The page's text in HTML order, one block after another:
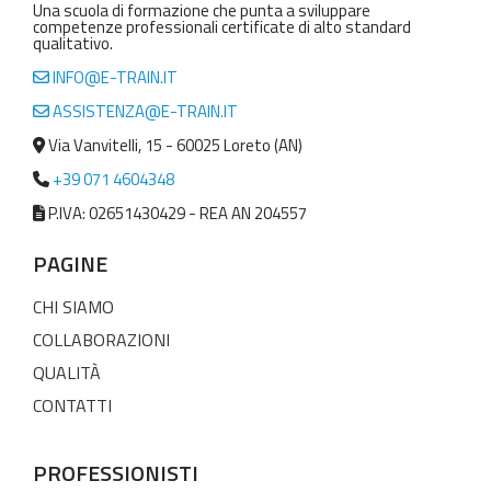
Una scuola di formazione che punta a sviluppare
competenze professionali certificate di alto standard
qualitativo.
INFO@E-TRAIN.IT
ASSISTENZA@E-TRAIN.IT
Via Vanvitelli, 15 - 60025 Loreto (AN)
+39 071 4604348
P.IVA: 02651430429 - REA AN 204557
PAGINE
CHI SIAMO
COLLABORAZIONI
QUALITÀ
CONTATTI
PROFESSIONISTI